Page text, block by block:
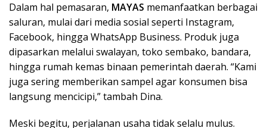
Dalam hal pemasaran, MAYAS memanfaatkan berbagai
saluran, mulai dari media sosial seperti Instagram,
Facebook, hingga WhatsApp Business. Produk juga
dipasarkan melalui swalayan, toko sembako, bandara,
hingga rumah kemas binaan pemerintah daerah. “Kami
juga sering memberikan sampel agar konsumen bisa
langsung mencicipi,” tambah Dina.
Meski begitu, perjalanan usaha tidak selalu mulus.